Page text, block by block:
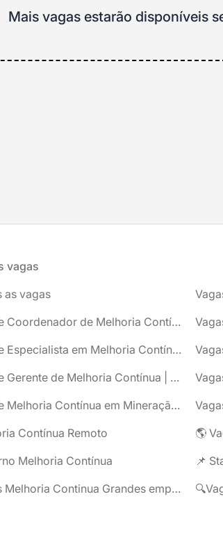
Mais vagas estarão disponíveis
vagas
as vagas
Vagas de Coordenador de Melhoria Contínua | Tribo Gestão
Vagas de Especialista em Melhoria Contínua | Tribo Gestão
Vagas de Gerente de Melhoria Contínua | Tribo Gestão
Vagas de Melhoria Contínua em Mineração | Tribo Gestão
Contínua Remoto
🌎
Melhoria Contínua
📌
📌 Vagas Melhoria Continua Grandes empresas